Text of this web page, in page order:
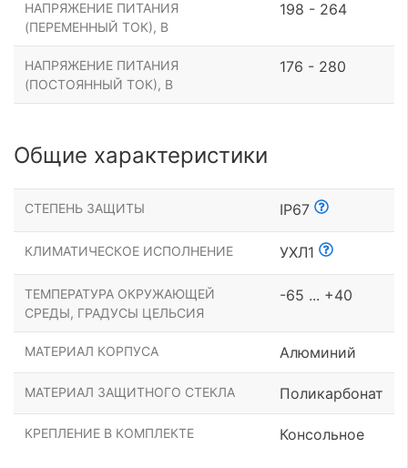
НАПРЯЖЕНИЕ ПИТАНИЯ
(ПЕРЕМЕННЫЙ ТОК), В
198 - 264
НАПРЯЖЕНИЕ ПИТАНИЯ
(ПОСТОЯННЫЙ ТОК), В
176 - 280
Общие характеристики
СТЕПЕНЬ ЗАЩИТЫ IP67
КЛИМАТИЧЕСКОЕ ИСПОЛНЕНИЕ УХЛ1
ТЕМПЕРАТУРА ОКРУЖАЮЩЕЙ
СРЕДЫ, ГРАДУСЫ ЦЕЛЬСИЯ
-65 ... +40
МАТЕРИАЛ КОРПУСА Алюминий
МАТЕРИАЛ ЗАЩИТНОГО СТЕКЛА Поликарбонат
КРЕПЛЕНИЕ В КОМПЛЕКТЕ Консольное